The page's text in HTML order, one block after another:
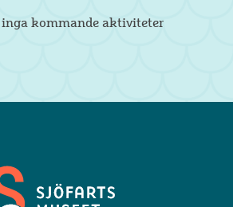
kommande aktiviteter